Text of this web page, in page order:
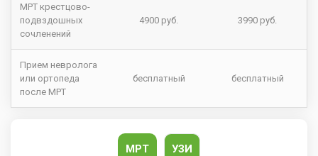
МРТ крестцово-
подвздошных
сочленений
4900 руб. 3990 руб.
Прием невролога
или ортопеда
после МРТ
бесплатный бесплатный
МРТ УЗИ